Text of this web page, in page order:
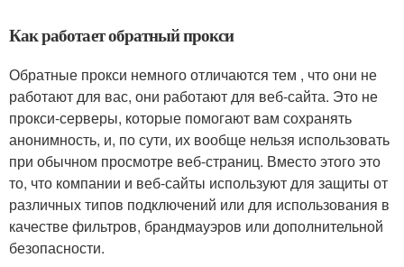
Как работает обратный прокси
Обратные прокси немного отличаются тем , что они не
работают для вас, они работают для веб-сайта. Это не
прокси-серверы, которые помогают вам сохранять
анонимность, и, по сути, их вообще нельзя использовать
при обычном просмотре веб-страниц. Вместо этого это
то, что компании и веб-сайты используют для защиты от
различных типов подключений или для использования в
качестве фильтров, брандмауэров или дополнительной
безопасности.